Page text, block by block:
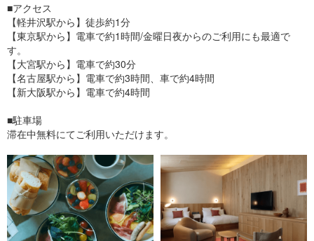
■アクセス
【軽井沢駅から】徒歩約1分
【東京駅から】電車で約1時間/金曜日夜からのご利用にも最適で
す。
【大宮駅から】電車で約30分
【名古屋駅から】電車で約3時間、車で約4時間
【新大阪駅から】電車で約4時間
■駐車場
滞在中無料にてご利用いただけます。